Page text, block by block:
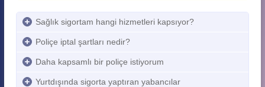
Sağlık sigortam hangi hizmetleri kapsıyor?
Poliçe iptal şartları nedir?
Daha kapsamlı bir poliçe istiyorum
Yurtdışında sigorta yaptıran yabancılar